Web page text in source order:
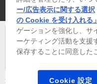
外付け光学ドライブ
なし[標準]
≫ 説明を見る
ー/広告表示に関する選択
の Cookie を受け入れる」
ゲーションを強化し、サ
ーケティング活動を支援
保存することに同意した
Cookie 設定